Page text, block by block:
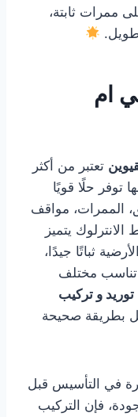
ممرات ثابتة،
طويل.
ام
تعتبر من أكثر
توفر حلًا قويًا
الممرات، مواقف
يتميز
ثباتًا جيدًا،
تناسب مختلف
توريد و تركيب
بطريقة صحيحة
في التأسيس قبل
فإن التركيب